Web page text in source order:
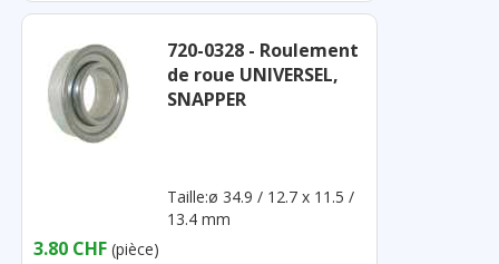
720-0328 - Roulement
de roue UNIVERSEL,
SNAPPER
Taille:ø 34.9 / 12.7 x 11.5 /
13.4 mm
3.80 CHF (pièce)